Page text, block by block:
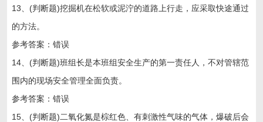
13、(判断题)挖掘机在松软或泥泞的道路上行走，应采取快途通过
的方法。
参考答案：错误
14、(判断题)班组长是本班组安全生产的第一责任人，不对管辖范
围内的现场安全管理全面负责。
参考答案：错误
15、(判断题)二氧化氮是棕红色、有刺激性气味的气体，爆破后会